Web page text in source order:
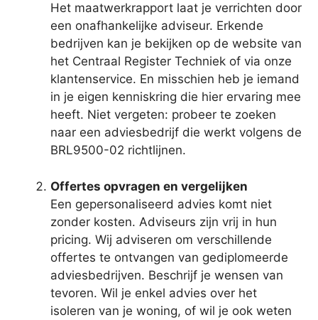
Het maatwerkrapport laat je verrichten door
een onafhankelijke adviseur. Erkende
bedrijven kan je bekijken op de website van
het Centraal Register Techniek of via onze
klantenservice. En misschien heb je iemand
in je eigen kenniskring die hier ervaring mee
heeft. Niet vergeten: probeer te zoeken
naar een adviesbedrijf die werkt volgens de
BRL9500-02 richtlijnen.
Offertes opvragen en vergelijken
Een gepersonaliseerd advies komt niet
zonder kosten. Adviseurs zijn vrij in hun
pricing. Wij adviseren om verschillende
offertes te ontvangen van gediplomeerde
adviesbedrijven. Beschrijf je wensen van
tevoren. Wil je enkel advies over het
isoleren van je woning, of wil je ook weten